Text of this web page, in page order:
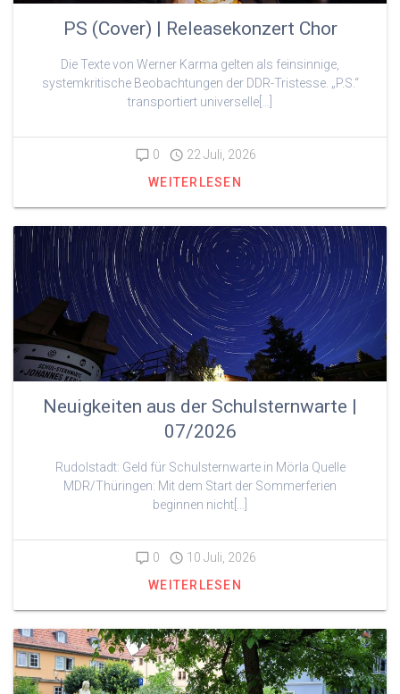
PS (Cover) | Releasekonzert Chor
Die Texte von Werner Karma gelten als feinsinnige,
systemkritische Beobachtungen der DDR-Tristesse. „P.S.“
transportiert universelle[…]
0
22 Juli, 2026
WEITERLESEN
Neuigkeiten aus der Schulsternwarte |
07/2026
Rudolstadt: Geld für Schulsternwarte in Mörla Quelle
MDR/Thüringen: Mit dem Start der Sommerferien
beginnen nicht[…]
0
10 Juli, 2026
WEITERLESEN